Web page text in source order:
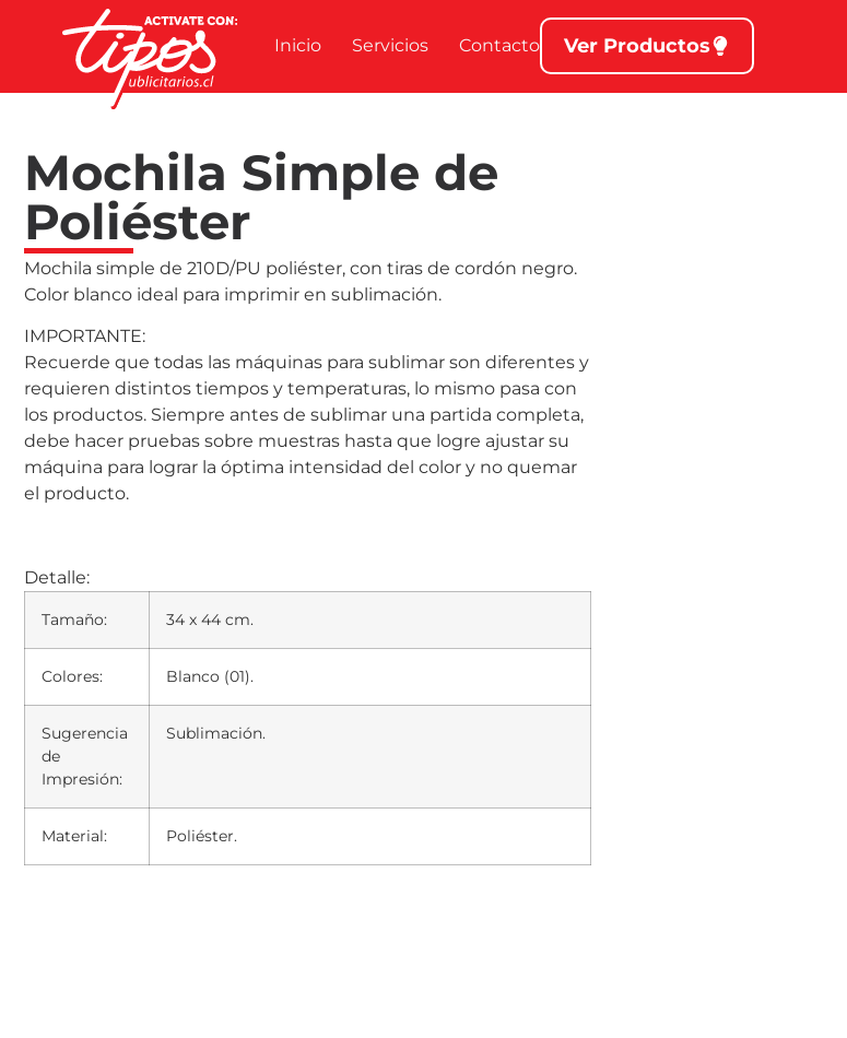
Inicio Servicios Contacto Ver Productos
Mochila Simple de
Poliéster
Mochila simple de 210D/PU poliéster, con tiras de cordón negro.
Color blanco ideal para imprimir en sublimación.
IMPORTANTE:
Recuerde que todas las máquinas para sublimar son diferentes y
requieren distintos tiempos y temperaturas, lo mismo pasa con
los productos. Siempre antes de sublimar una partida completa,
debe hacer pruebas sobre muestras hasta que logre ajustar su
máquina para lograr la óptima intensidad del color y no quemar
el producto.
Detalle:
Tamaño: 34 x 44 cm.
Colores: Blanco (01).
Sugerencia
de
Impresión:
Sublimación.
Material: Poliéster.